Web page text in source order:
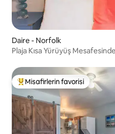
Daire - Norfolk
Plaja Kısa Yürüyüş
Misafirlerin favorilerinden en
Misafirlerin favorisi